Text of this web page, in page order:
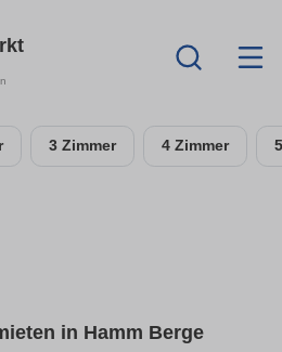
3 Zimmer 4 Zimmer
in Hamm Berge